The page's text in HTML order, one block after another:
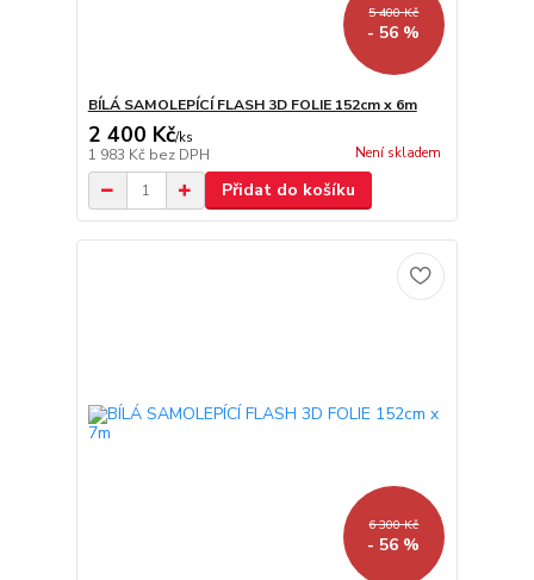
5 400 Kč
- 56 %
BÍLÁ SAMOLEPÍCÍ FLASH 3D FOLIE 152cm x 6m
2 400 Kč/ks
1 983 Kč bez DPH Není skladem
Přidat do košíku
6 300 Kč
- 56 %